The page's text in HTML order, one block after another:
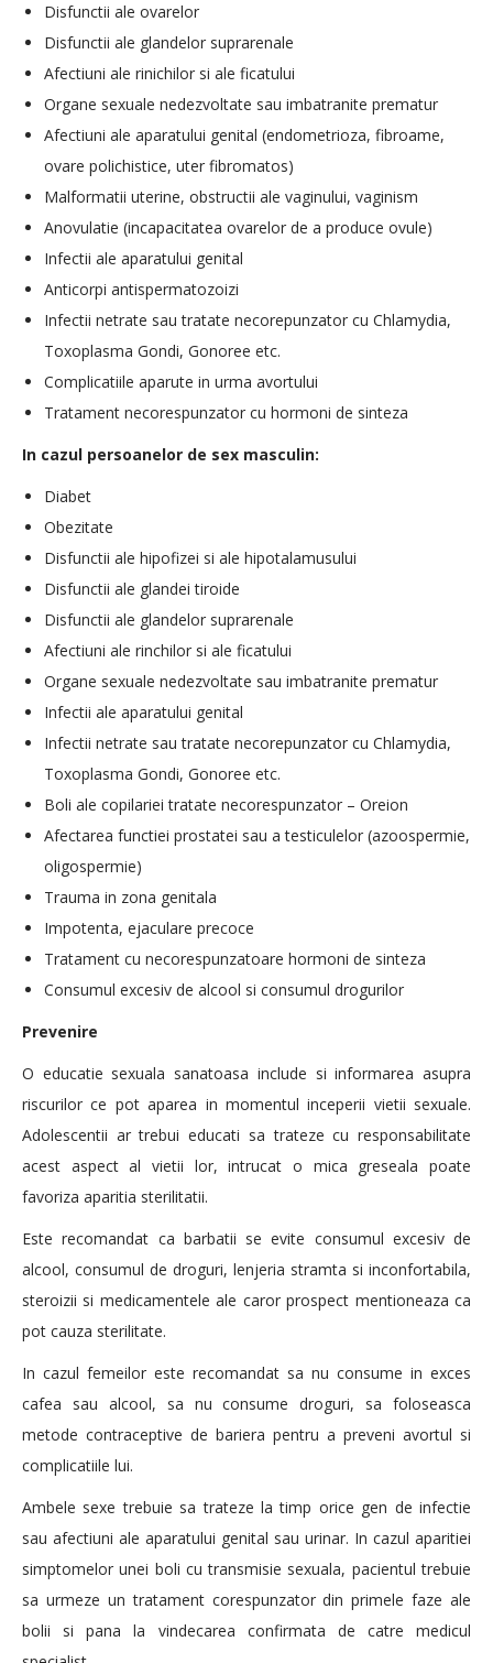
Disfunctii ale ovarelor
Disfunctii ale glandelor suprarenale
Afectiuni ale rinichilor si ale ficatului
Organe sexuale nedezvoltate sau imbatranite prematur
Afectiuni ale aparatului genital (endometrioza, fibroame,
ovare polichistice, uter fibromatos)
Malformatii uterine, obstructii ale vaginului, vaginism
Anovulatie (incapacitatea ovarelor de a produce ovule)
Infectii ale aparatului genital
Anticorpi antispermatozoizi
Infectii netrate sau tratate necorepunzator cu Chlamydia,
Toxoplasma Gondi, Gonoree etc.
Complicatiile aparute in urma avortului
Tratament necorespunzator cu hormoni de sinteza
In cazul persoanelor de sex masculin:
Diabet
Obezitate
Disfunctii ale hipofizei si ale hipotalamusului
Disfunctii ale glandei tiroide
Disfunctii ale glandelor suprarenale
Afectiuni ale rinchilor si ale ficatului
Organe sexuale nedezvoltate sau imbatranite prematur
Infectii ale aparatului genital
Infectii netrate sau tratate necorepunzator cu Chlamydia,
Toxoplasma Gondi, Gonoree etc.
Boli ale copilariei tratate necorespunzator – Oreion
Afectarea functiei prostatei sau a testiculelor (azoospermie,
oligospermie)
Trauma in zona genitala
Impotenta, ejaculare precoce
Tratament cu necorespunzatoare hormoni de sinteza
Consumul excesiv de alcool si consumul drogurilor
Prevenire
O educatie sexuala sanatoasa include si informarea asupra
riscurilor ce pot aparea in momentul inceperii vietii sexuale.
Adolescentii ar trebui educati sa trateze cu responsabilitate
acest aspect al vietii lor, intrucat o mica greseala poate
favoriza aparitia sterilitatii.
Este recomandat ca barbatii se evite consumul excesiv de
alcool, consumul de droguri, lenjeria stramta si inconfortabila,
steroizii si medicamentele ale caror prospect mentioneaza ca
pot cauza sterilitate.
In cazul femeilor este recomandat sa nu consume in exces
cafea sau alcool, sa nu consume droguri, sa foloseasca
metode contraceptive de bariera pentru a preveni avortul si
complicatiile lui.
Ambele sexe trebuie sa trateze la timp orice gen de infectie
sau afectiuni ale aparatului genital sau urinar. In cazul aparitiei
simptomelor unei boli cu transmisie sexuala, pacientul trebuie
sa urmeze un tratament corespunzator din primele faze ale
bolii si pana la vindecarea confirmata de catre medicul